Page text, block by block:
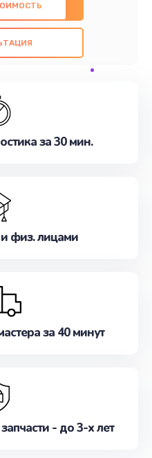
компонентов, а
всех
цель - предоставить
записаться на
за 30 мин.
физ. лицами
за 40 минут
- до 3-х лет